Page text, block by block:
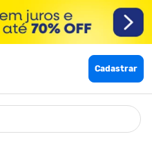
Cadastrar